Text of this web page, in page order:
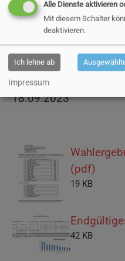
21.09.2023
Bekanntmachung des
Wahlergebnisses der
Seniorenbeirates der
18.09.2023
(pdf)
19 KB
42 KB
Alle Dienste aktivieren
Mit diesem Schalter
deaktivieren.
Ich lehne ab
Impressum